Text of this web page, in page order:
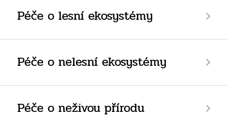
Péče o lesní ekosystémy
Péče o nelesní ekosystémy
Péče o neživou přírodu